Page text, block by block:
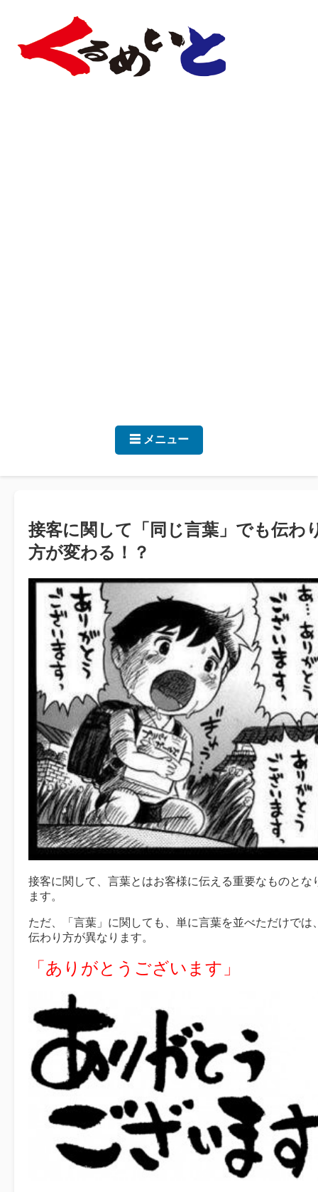
☰ メニュー
接客に関して「同じ言葉」でも伝わ
方が変わる！？
接客に関して、言葉とはお客様に伝える重要なものとな
ます。
ただ、「言葉」に関しても、単に言葉を並べただけでは
伝わり方が異なります。
「ありがとうございます」